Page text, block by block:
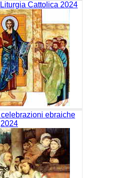
Cattolica 2024
ebraiche
2024